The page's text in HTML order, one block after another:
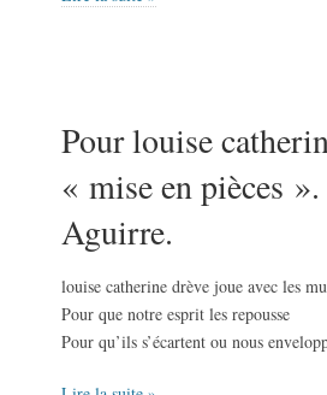
Pour louise
« mise en pièces
Aguirre.
louise catherine drève joue avec les
Pour que notre esprit les repousse
Pour qu’ils s’écartent ou nous